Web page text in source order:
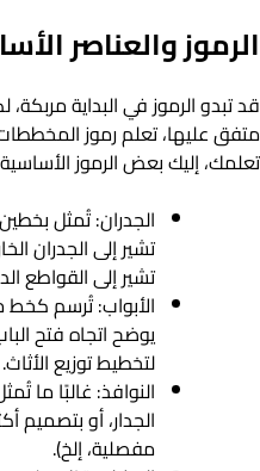
الرموز والعناصر
قد تبدو الرموز في البداية
متفق عليها، تعلم رموز
تعلمك، إليك بعض الرموز
الجدران: تُمثل
تشير إلى الجدران
تشير إلى القواطع
الأبواب: تُرسم
يوضح اتجاه فتح
لتخطيط توزيع الأثاث.
النوافذ: غالبًا ما
الجدار، أو بتصميم
مفصلية، إلخ).